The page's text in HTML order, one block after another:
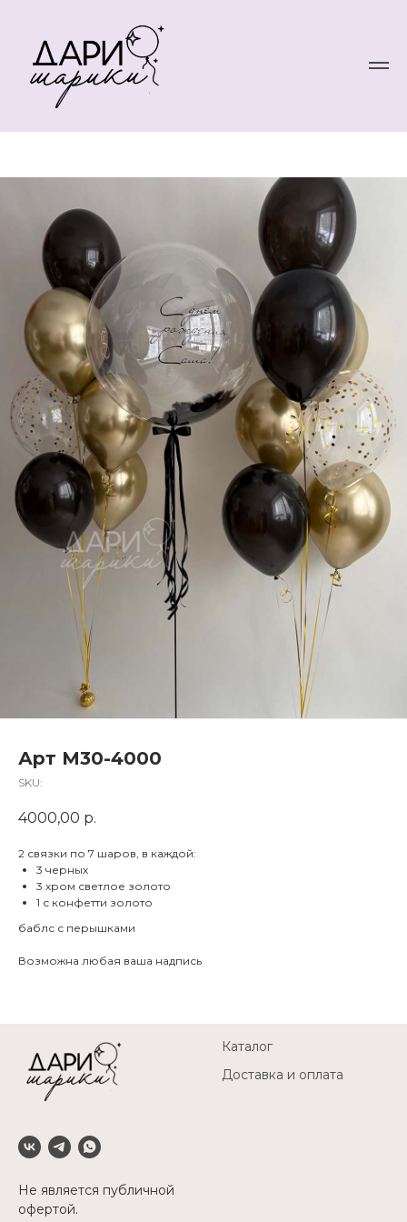
Арт M30-4000
SKU:
4000,00 р.
2 связки по 7 шаров, в каждой:
3 черных
3 хром светлое золото
1 с конфетти золото
баблс с перышками
Возможна любая ваша надпись
Не является публичной
офертой.
Каталог
Доставка и оплата